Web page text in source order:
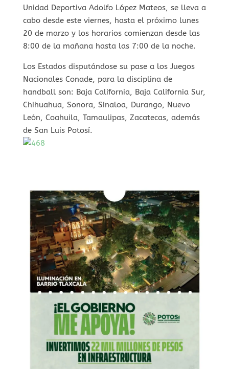
Unidad Deportiva Adolfo López Mateos, se lleva a
cabo desde este viernes, hasta el próximo lunes
20 de marzo y los horarios comienzan desde las
8:00 de la mañana hasta las 7:00 de la noche.
Los Estados disputándose su pase a los Juegos
Nacionales Conade, para la disciplina de
handball son: Baja California, Baja California Sur,
Chihuahua, Sonora, Sinaloa, Durango, Nuevo
León, Coahuila, Tamaulipas, Zacatecas, además
de San Luis Potosí.